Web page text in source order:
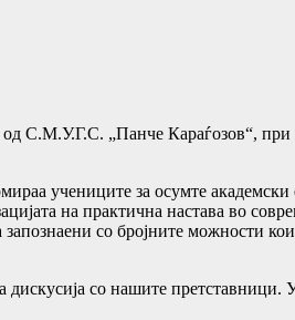
С.М.У.Г.С. „Панче Караѓозов“,
учениците за осумте академски
на практична настава во
со бројните можности
со нашите